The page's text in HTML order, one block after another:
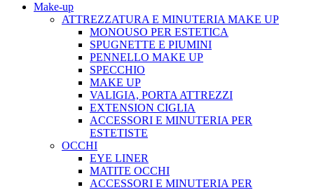
Make-up
ATTREZZATURA E MINUTERIA MAKE UP
MONOUSO PER ESTETICA
SPUGNETTE E PIUMINI
PENNELLO MAKE UP
SPECCHIO
MAKE UP
VALIGIA, PORTA ATTREZZI
EXTENSION CIGLIA
ACCESSORI E MINUTERIA PER
ESTETISTE
OCCHI
EYE LINER
MATITE OCCHI
ACCESSORI E MINUTERIA PER